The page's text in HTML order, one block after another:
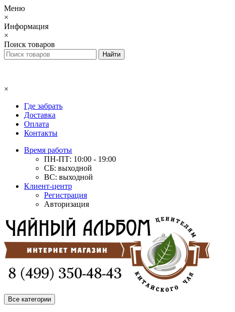
Меню
×
Информация
×
Поиск товаров
×
Где забрать
Доставка
Оплата
Контакты
Время работы
ПН-ПТ: 10:00 - 19:00
СБ: выходной
ВС: выходной
Клиент-центр
Регистрация
Авторизация
Все категории